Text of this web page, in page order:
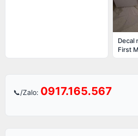
Decal
First
📞/Zalo: 0917.165.567